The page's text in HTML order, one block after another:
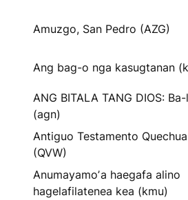
Amuzgo, San Pedro (AZG)
Ang bag-o nga kasugtanan
ANG BITALA TANG DIOS:
(agn)
Antiguo Testamento
(QVW)
Anumayamoʼa haegafa alino
hagelafilatenea kea (kmu)